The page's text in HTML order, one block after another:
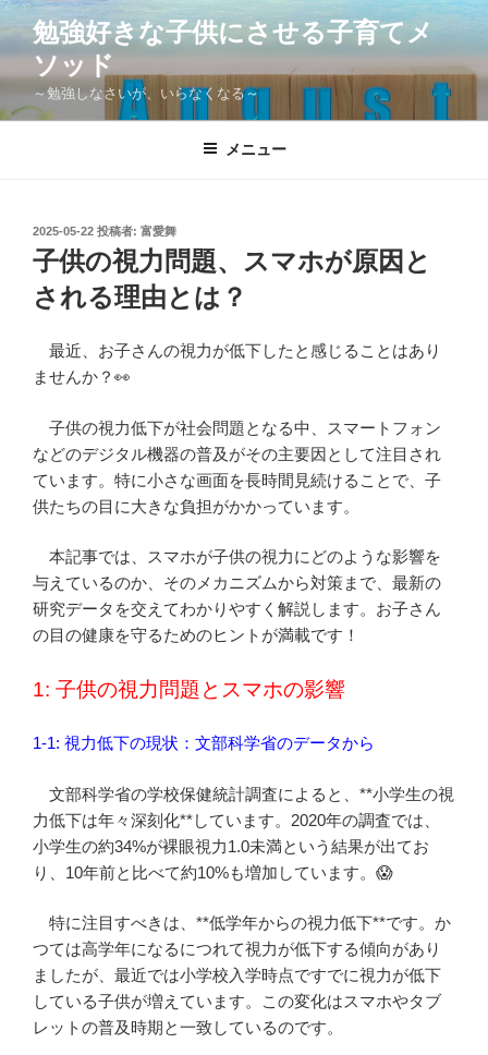
コ
ン
ツ
勉強好きな子供にさせる子育てメ
ソッド
～勉強しなさいが、いらなくなる～
メニュー
投
稿
日:
2025-05-22 投稿者: 富愛舞
子供の視力問題、スマホが原因と
される理由とは？
最近、お子さんの視力が低下したと感じることはあり
ませんか？👀
子供の視力低下が社会問題となる中、スマートフォン
などのデジタル機器の普及がその主要因として注目され
ています。特に小さな画面を長時間見続けることで、子
供たちの目に大きな負担がかかっています。
本記事では、スマホが子供の視力にどのような影響を
与えているのか、そのメカニズムから対策まで、最新の
研究データを交えてわかりやすく解説します。お子さん
の目の健康を守るためのヒントが満載です！
1: 子供の視力問題とスマホの影響
1-1: 視力低下の現状：文部科学省のデータから
文部科学省の学校保健統計調査によると、**小学生の視
力低下は年々深刻化**しています。2020年の調査では、
小学生の約34%が裸眼視力1.0未満という結果が出てお
り、10年前と比べて約10%も増加しています。😱
特に注目すべきは、**低学年からの視力低下**です。か
つては高学年になるにつれて視力が低下する傾向があり
ましたが、最近では小学校入学時点ですでに視力が低下
している子供が増えています。この変化はスマホやタブ
レットの普及時期と一致しているのです。